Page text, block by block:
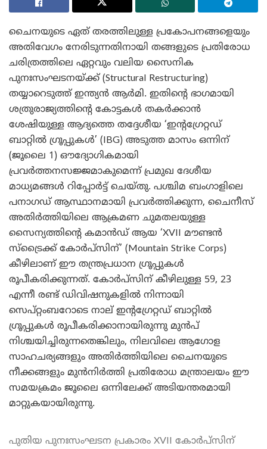
ചൈനയുടെ ഏത് തരത്തിലുള്ള പ്രകോപനങ്ങളെയും
അതിവേഗം നേരിടുന്നതിനായി തങ്ങളുടെ പ്രതിരോധ
ചരിത്രത്തിലെ ഏറ്റവും വലിയ സൈനിക
പുനഃസംഘടനയ്ക്ക് (Structural Restructuring)
തയ്യാറെടുത്ത് ഇന്ത്യൻ ആർമി. ഇതിന്റെ ഭാഗമായി
ശത്രുരാജ്യത്തിന്റെ കോട്ടകൾ തകർക്കാൻ
ശേഷിയുള്ള ആദ്യത്തെ തദ്ദേശീയ ‘ഇന്റഗ്രേറ്റഡ്
ബാറ്റിൽ ഗ്രൂപ്പുകൾ’ (IBG) അടുത്ത മാസം ഒന്നിന്
(ജൂലൈ 1) ഔദ്യോഗികമായി
പ്രവർത്തനസജ്ജമാകുമെന്ന് പ്രമുഖ ദേശീയ
മാധ്യമങ്ങൾ റിപ്പോർട്ട് ചെയ്തു. പശ്ചിമ ബംഗാളിലെ
പനാഗഡ് ആസ്ഥാനമായി പ്രവർത്തിക്കുന്ന, ചൈനീസ്
അതിർത്തിയിലെ ആക്രമണ ചുമതലയുള്ള
സൈന്യത്തിന്റെ കമാൻഡ് ആയ ‘XVII മൗണ്ടൻ
സ്ട്രൈക്ക് കോർപ്സിന്’ (Mountain Strike Corps)
കീഴിലാണ് ഈ തന്ത്രപ്രധാന ഗ്രൂപ്പുകൾ
രൂപീകരിക്കുന്നത്. കോർപ്സിന് കീഴിലുള്ള 59, 23
എന്നീ രണ്ട് ഡിവിഷനുകളിൽ നിന്നായി
സെപ്റ്റംബറോടെ നാല് ഇന്റഗ്രേറ്റഡ് ബാറ്റിൽ
ഗ്രൂപ്പുകൾ രൂപീകരിക്കാനായിരുന്നു മുൻപ്
നിശ്ചയിച്ചിരുന്നതെങ്കിലും, നിലവിലെ ആഗോള
സാഹചര്യങ്ങളും അതിർത്തിയിലെ ചൈനയുടെ
നീക്കങ്ങളും മുൻനിർത്തി പ്രതിരോധ മന്ത്രാലയം ഈ
സമയക്രമം ജൂലൈ ഒന്നിലേക്ക് അടിയന്തരമായി
മാറ്റുകയായിരുന്നു.
പുതിയ പുനഃസംഘടന പ്രകാരം XVII കോർപ്സിന്